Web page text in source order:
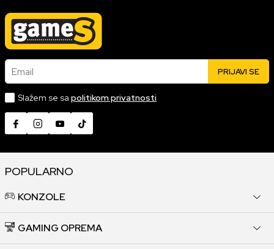
Email PRIJAVI SE
Slažem se sa politikom privatnosti
POPULARNO
KONZOLE
GAMING OPREMA